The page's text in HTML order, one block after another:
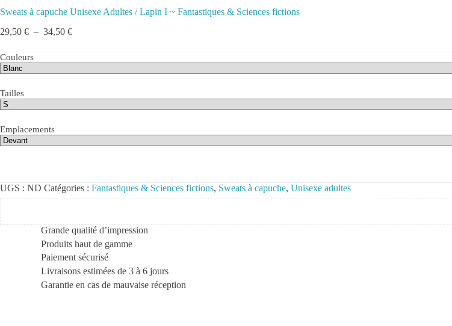
Sweats à capuche Unisexe Adultes / Lapin I ~ Fantastiques & Sciences fictions
29,50 € – 34,50 €Plage
29,50 €
à
Couleurs
Tailles
Emplacements
UGS : ND Catégories : Fantastiques & Sciences fictions, Sweats à capuche, Unisexe adultes
Grande qualité d’impression
Produits haut de gamme
Paiement sécurisé
Livraisons estimées de 3 à 6 jours
Garantie en cas de mauvaise réception